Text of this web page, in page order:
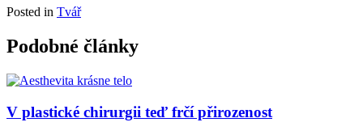
Posted in Tvář
Podobné články
V plastické chirurgii teď frčí přirozenost